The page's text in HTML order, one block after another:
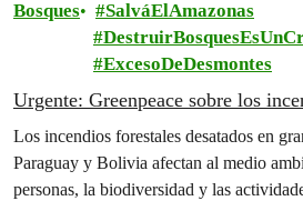
Bosques
SalváElAmazonas
ExcesoDeDesmontes
Urgente: Greenpeace sobre los
Los incendios forestales desatados en
Paraguay y Bolivia afectan al medio
personas, la biodiversidad y las